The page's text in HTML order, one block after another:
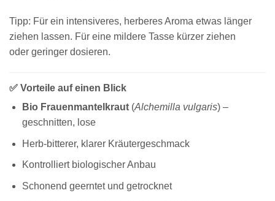
Tipp: Für ein intensiveres, herberes Aroma etwas länger
ziehen lassen. Für eine mildere Tasse kürzer ziehen
oder geringer dosieren.
✅ Vorteile auf einen Blick
Bio Frauenmantelkraut(Alchemilla vulgaris) –
geschnitten, lose
Herb-bitterer, klarer Kräutergeschmack
Kontrolliert biologischer Anbau
Schonend geerntet und getrocknet